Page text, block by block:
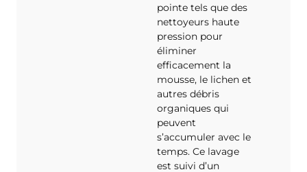
pointe tels que des
nettoyeurs haute
pression pour
éliminer
efficacement la
mousse, le lichen et
autres débris
organiques qui
peuvent
s’accumuler avec le
temps. Ce lavage
est suivi d’un